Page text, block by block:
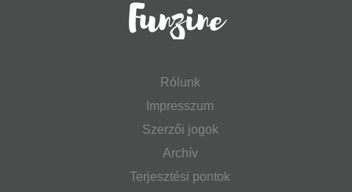
Rólunk
Impresszum
Szerzői jogok
Archív
Terjesztési pontok